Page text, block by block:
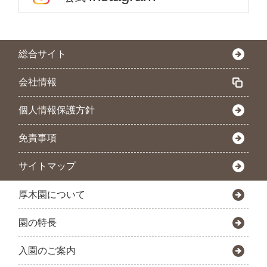
総合サイト
会社情報
個人情報保護方針
免責事項
サイトマップ
厚木園について
園の特長
入園のご案内